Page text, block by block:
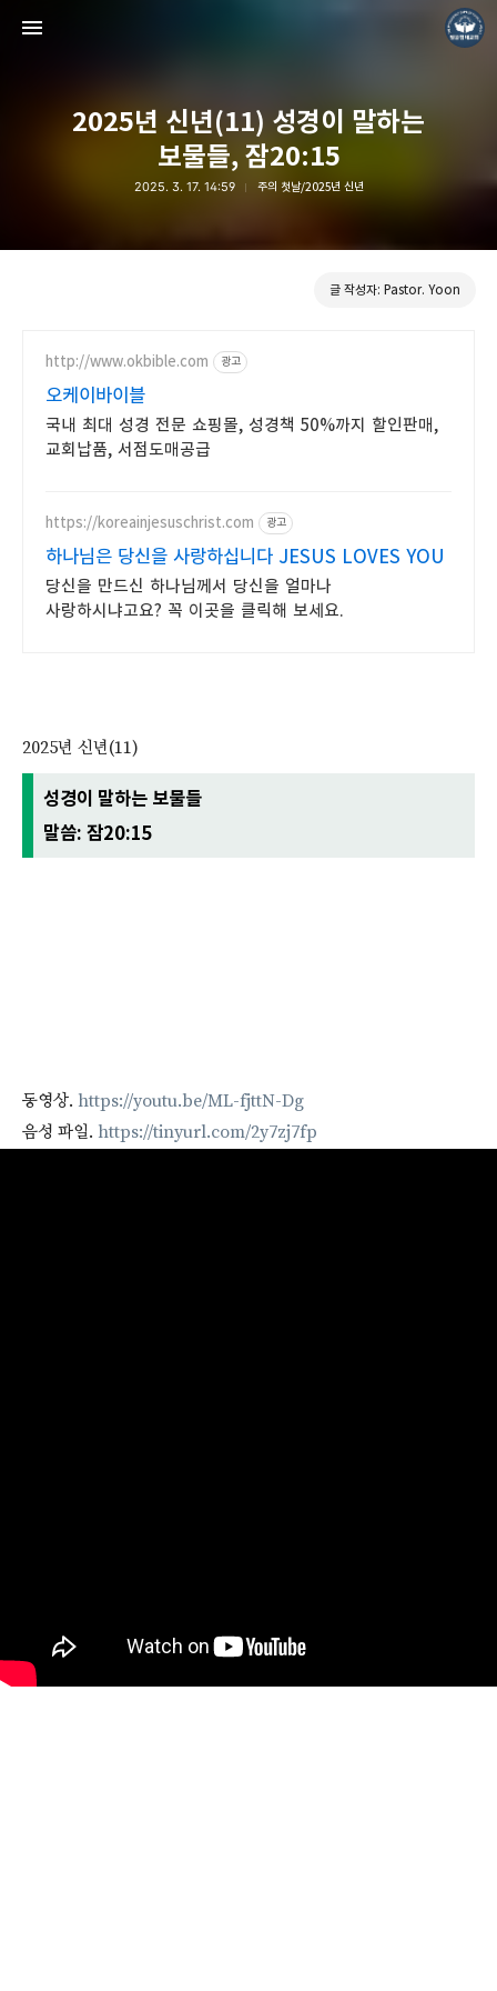
2025년 신년(11) 성경이 말하는
보물들, 잠20:15
2025. 3. 17. 14:59 주의 첫날/2025년 신년
글 작성자: Pastor. Yoon
http://www.okbible.com 광고
오케이바이블
국내 최대 성경 전문 쇼핑몰, 성경책 50%까지 할인판매,
교회납품, 서점도매공급
https://koreainjesuschrist.com 광고
하나님은 당신을 사랑하십니다 JESUS LOVES YOU
당신을 만드신 하나님께서 당신을 얼마나
사랑하시냐고요? 꼭 이곳을 클릭해 보세요.
2025년 신년(11)
성경이 말하는 보물들
말씀: 잠20:15
동영상. https://youtu.be/ML-fjttN-Dg
음성 파일. https://tinyurl.com/2y7zj7fp
❏말씀침례교회 ❏AV1611.net ❏Peter Yoon